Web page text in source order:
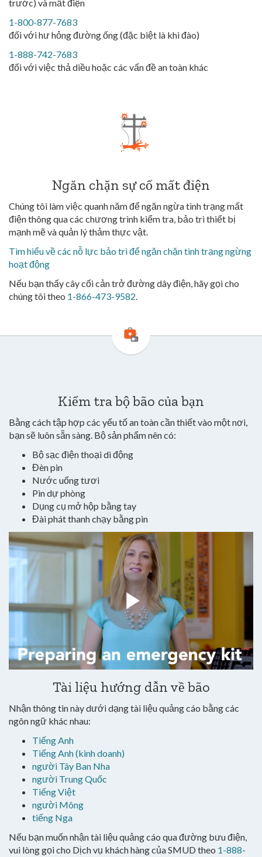
trước) và mất điện
1-800-877-7683
đối với hư hỏng đường ống (đặc biệt là khi đào)
1-888-742-7683
đối với việc thả diều hoặc các vấn đề an toàn khác
Ngăn chặn sự cố mất điện
Chúng tôi làm việc quanh năm để ngăn ngừa tình trạng mất
điện thông qua các chương trình kiểm tra, bảo trì thiết bị
mạnh mẽ và quản lý thảm thực vật.
Tìm hiểu về các nỗ lực bảo trì để ngăn chặn tình trạng ngừng
hoạt động
Nếu bạn thấy cây cối cản trở đường dây điện, hãy gọi cho
chúng tôi theo 1-866-473-9582.
Kiểm tra bộ bão của bạn
Bằng cách tập hợp các yếu tố an toàn cần thiết vào một nơi,
bạn sẽ luôn sẵn sàng. Bộ sản phẩm nên có:
Bộ sạc điện thoại di động
Đèn pin
Nước uống tươi
Pin dự phòng
Dụng cụ mở hộp bằng tay
Đài phát thanh chạy bằng pin
Tài liệu hướng dẫn về bão
Nhận thông tin này dưới dạng tài liệu quảng cáo bằng các
ngôn ngữ khác nhau:
Tiếng Anh
Tiếng Anh (kinh doanh)
người Tây Ban Nha
người Trung Quốc
Tiếng Việt
người Mông
tiếng Nga
Nếu bạn muốn nhận tài liệu quảng cáo qua đường bưu điện,
vui lòng gọi cho Dịch vụ khách hàng của SMUD theo 1-888-